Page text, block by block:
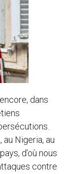
dans
Nigeria, au
d’où nous
contre